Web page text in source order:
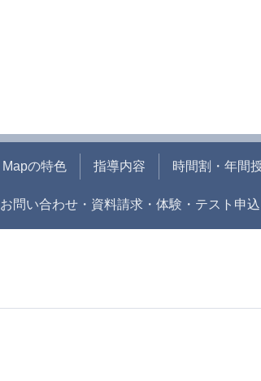
Mapの特色 指導内容 時間割・年間
お問い合わせ・資料請求・体験・テスト申込